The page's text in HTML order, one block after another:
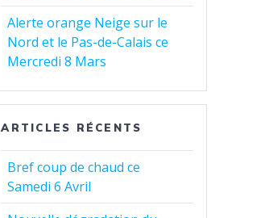
Alerte orange Neige sur le
Nord et le Pas-de-Calais ce
Mercredi 8 Mars
ARTICLES RÉCENTS
Bref coup de chaud ce
Samedi 6 Avril